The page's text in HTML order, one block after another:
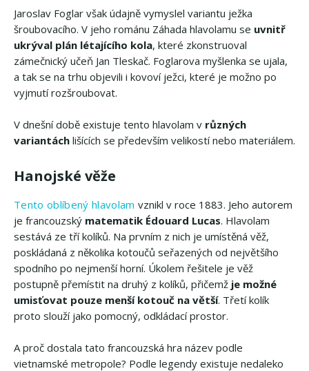
Jaroslav Foglar však údajně vymyslel variantu ježka
šroubovacího. V jeho románu Záhada hlavolamu se uvnitř
ukrýval plán létajícího kola, které zkonstruoval
zámečnický učeň Jan Tleskač. Foglarova myšlenka se ujala,
a tak se na trhu objevili i kovoví ježci, které je možno po
vyjmutí rozšroubovat.
V dnešní době existuje tento hlavolam v různých
variantách lišících se především velikostí nebo materiálem.
Hanojské věže
Tento oblíbený hlavolam vznikl v roce 1883. Jeho autorem
je francouzský matematik Édouard Lucas. Hlavolam
sestává ze tří kolíků. Na prvním z nich je umístěná věž,
poskládaná z několika kotoučů seřazených od největšího
spodního po nejmenší horní. Úkolem řešitele je věž
postupně přemístit na druhý z kolíků, přičemž je možné
umisťovat pouze menší kotouč na větší. Třetí kolík
proto slouží jako pomocný, odkládací prostor.
A proč dostala tato francouzská hra název podle
vietnamské metropole? Podle legendy existuje nedaleko